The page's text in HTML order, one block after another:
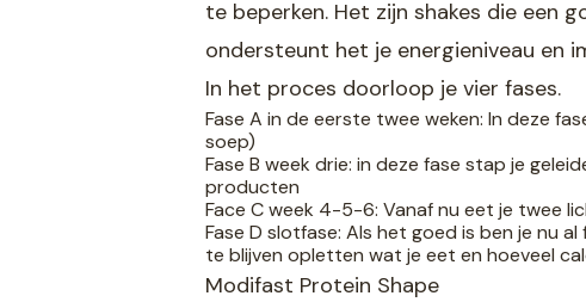
te beperken. Het zijn shakes die een
ondersteunt het je energieniveau en
In het proces doorloop je vier fases.
Fase A in de eerste twee weken: In deze
soep)
Fase B week drie: in deze fase stap je
producten
Face C week 4-5-6: Vanaf nu eet je twee
Fase D slotfase: Als het goed is ben je nu
te blijven opletten wat je eet en hoeveel
Modifast Protein Shape